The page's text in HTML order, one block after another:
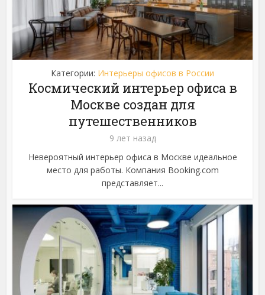
Категории: Интерьеры офисов в России
Космический интерьер офиса в
Москве создан для
путешественников
9 лет назад
Невероятный интерьер офиса в Москве идеальное
место для работы. Компания Booking.com
представляет...